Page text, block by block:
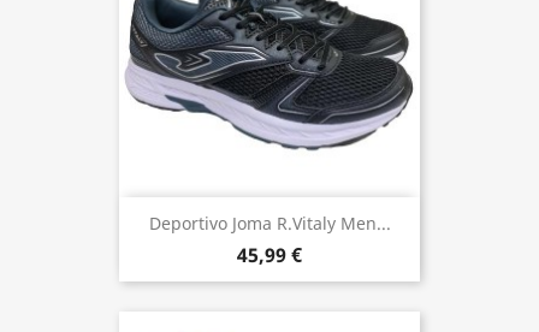
Deportivo Joma R.Vitaly Men...
45,99 €